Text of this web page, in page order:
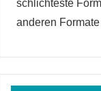
schlichteste
anderen